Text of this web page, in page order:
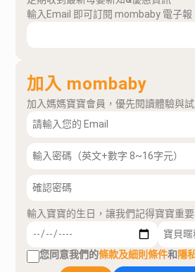
輸入Email 即可訂閱 mombaby 電子報
加入 mombaby
加入媽媽寶寶會員，優先閱讀體驗與
輸入寶寶的生日，讓我們記得寶寶重要
您同意我們的條款及細則條件和隱